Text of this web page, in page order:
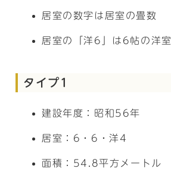
居室の数字は居室の畳数
居室の「洋6」は6帖の洋室
タイプ1
建設年度：昭和56年
居室：6・6・洋4
面積：54.8平方メートル